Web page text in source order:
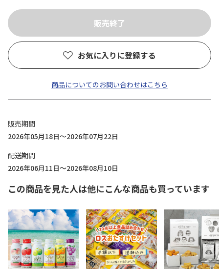
お気に入りに登録する
商品についてのお問い合わせはこちら
販売期間
2026年05月18日～2026年07月22日
配送期間
2026年06月11日～2026年08月10日
この商品を見た人は他にこんな商品も買っています